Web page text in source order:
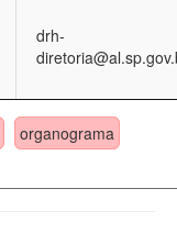
drh-
organograma